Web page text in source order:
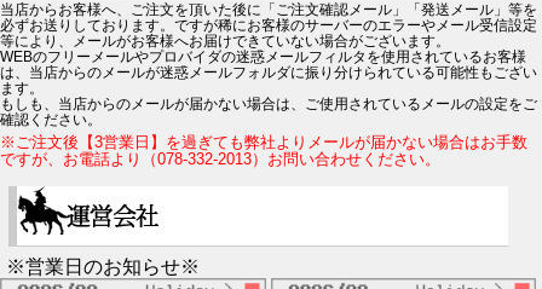
当店からお客様へ、ご注文を頂いた後に「ご注文確認メール」「発送メール」等を
必ずお送りしております。ですが稀にお客様のサーバーのエラーやメール受信設定
等により、メールがお客様へお届けできていない場合がございます。
WEBのフリーメールやプロバイダの迷惑メールフィルタを使用されているお客様
は、当店からのメールが迷惑メールフォルダに振り分けられている可能性もござい
ます。
もしも、当店からのメールが届かない場合は、ご使用されているメールの設定をご
確認ください。
※ご注文後【3営業日】を過ぎても弊社よりメールが届かない場合はお手数
ですが、お電話より（078-332-2013）お問い合わせください。
※営業日のお知らせ※